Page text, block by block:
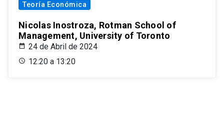
Teoría Económica
Nicolas Inostroza, Rotman School of
Management, University of Toronto
24 de Abril de 2024
12:20 a 13:20